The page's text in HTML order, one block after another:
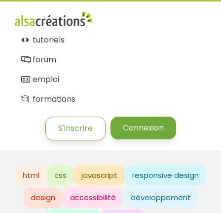
tutoriels
forum
emploi
formations
S'inscrire Connexion
html css javascript responsive design
design accessibilité développement